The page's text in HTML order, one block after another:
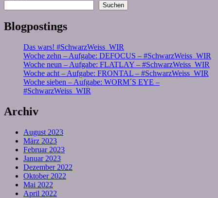
Suchen
Blogpostings
Das wars! #SchwarzWeiss_WIR
Woche zehn – Aufgabe: DEFOCUS – #SchwarzWeiss_WIR
Woche neun – Aufgabe: FLATLAY – #SchwarzWeiss_WIR
Woche acht – Aufgabe: FRONTAL – #SchwarzWeiss_WIR
Woche sieben – Aufgabe: WORM´S EYE –
#SchwarzWeiss_WIR
Archiv
August 2023
März 2023
Februar 2023
Januar 2023
Dezember 2022
Oktober 2022
Mai 2022
April 2022